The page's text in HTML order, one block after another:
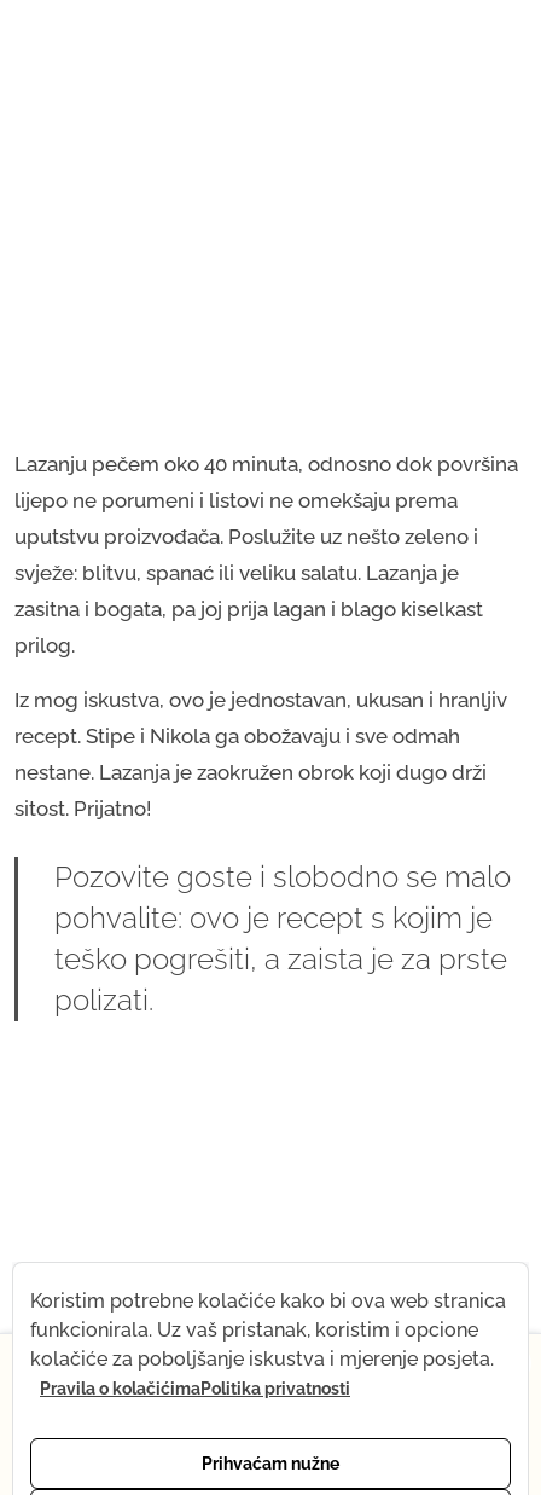
Lazanju pečem oko 40 minuta, odnosno dok površina
lijepo ne porumeni i listovi ne omekšaju prema
uputstvu proizvođača. Poslužite uz nešto zeleno i
svježe: blitvu, spanać ili veliku salatu. Lazanja je
zasitna i bogata, pa joj prija lagan i blago kiselkast
prilog.
Iz mog iskustva, ovo je jednostavan, ukusan i hranljiv
recept. Stipe i Nikola ga obožavaju i sve odmah
nestane. Lazanja je zaokružen obrok koji dugo drži
sitost. Prijatno!
Pozovite goste i slobodno se malo
pohvalite: ovo je recept s kojim je
teško pogrešiti, a zaista je za prste
polizati.
JOGIJSKA PREHRANA LIFESTYLE
Od 1. jula, nakratko mijenjam svoj ritam — dolazi mi
podrška putem e-pošte. Šta se privremeno mijenja:
Koristim potrebne kolačiće kako bi ova web stranica
funkcionirala. Uz vaš pristanak, koristim i opcione
kolačiće za poboljšanje iskustva i mjerenje posjeta.
Pravila o kolačićimaPolitika privatnosti
Prihvaćam nužne